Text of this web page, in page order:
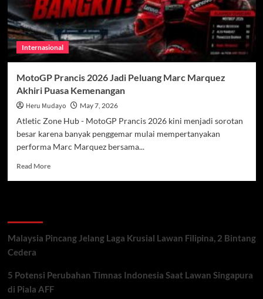
Internasional
MotoGP Prancis 2026 Jadi Peluang Marc Marquez
Akhiri Puasa Kemenangan
Heru Mudayo May 7, 2026
Atletic Zone Hub - MotoGP Prancis 2026 kini menjadi sorotan
besar karena banyak penggemar mulai mempertanyakan
performa Marc Marquez bersama...
Read MoreRead
Peluang
Akhiri
Puasa
Malaysia Pincang Jelang Laga Krusial Lawan Filipina, 2 Bintang
Cedera
5 Potensi Perubahan Timnas Indonesia Saat Lawan Singapura
di Piala AFF